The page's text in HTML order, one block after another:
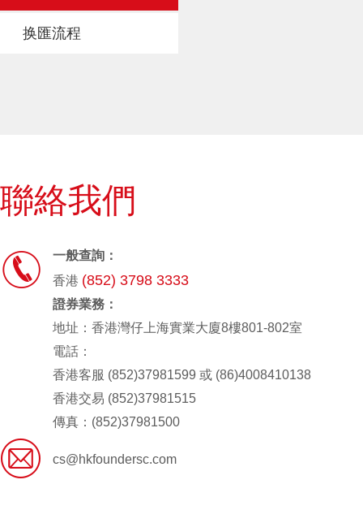
换匯流程
聯絡我們

一般查詢：
香港 (852) 3798 3333
證券業務：
地址：香港灣仔上海實業大廈8樓801-802室
電話：
香港客服 (852)37981599 或 (86)4008410138
香港交易 (852)37981515
傳真：(852)37981500
 cs@hkfoundersc.com